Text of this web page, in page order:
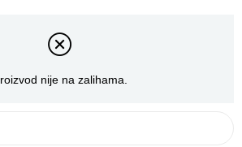
nije na zalihama.